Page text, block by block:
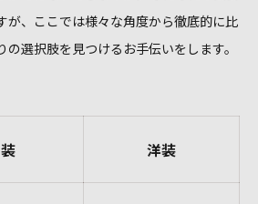
が、ここでは様々な角度から徹底的に比
選択肢を見つけるお手伝いをします。
洋装